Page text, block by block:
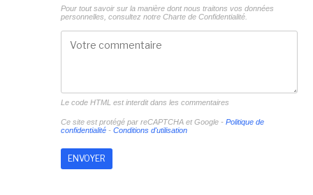
Pour tout savoir sur la manière dont nous traitons vos données
personnelles, consultez notre Charte de Confidentialité.
Le code HTML est interdit dans les commentaires
Ce site est protégé par reCAPTCHA et Google - Politique de
confidentialité- Conditions d'utilisation